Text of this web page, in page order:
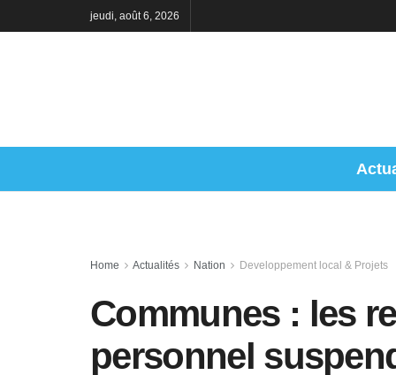
jeudi, août 6, 2026
Home Actualités Nation Developpement local & Projets
Communes : les
personnel